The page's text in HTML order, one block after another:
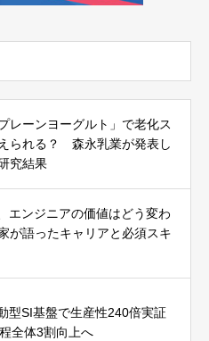
レーンヨーグルト」で老化ス
られる？ 森永乳業が発表し
究結果
エンジニアの価値はどう変わ
が語ったキャリアと必須スキ
型SI基盤で生産性240倍実証
全体3割向上へ